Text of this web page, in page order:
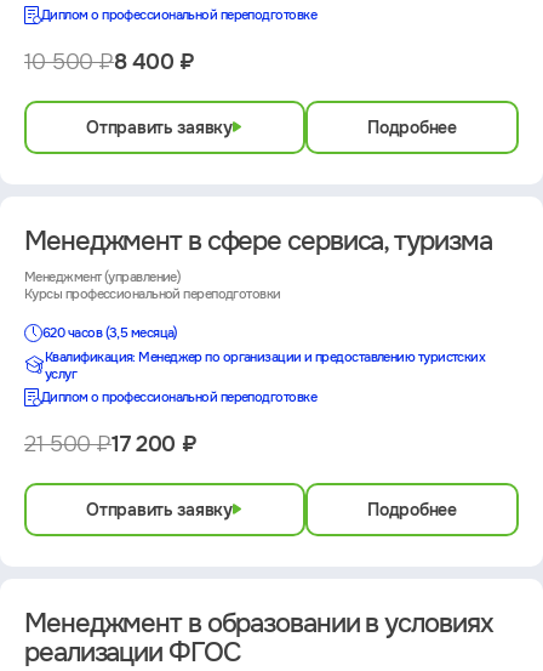
Диплом о профессиональной переподготовке
10 500 ₽8 400 ₽
Отправить заявку Подробнее
Менеджмент в сфере сервиса, туризма
Менеджмент (управление)
Курсы профессиональной переподготовки
620 часов (3,5 месяца)
Квалификация: Менеджер по организации и предоставлению туристских
услуг
Диплом о профессиональной переподготовке
21 500 ₽17 200 ₽
Отправить заявку Подробнее
Менеджмент в образовании в условиях
реализации ФГОС